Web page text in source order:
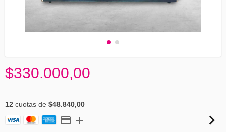
$330.000,00
12 cuotas de $48.840,00